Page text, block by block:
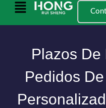
SaltarMenú
Plazos De
Pedidos